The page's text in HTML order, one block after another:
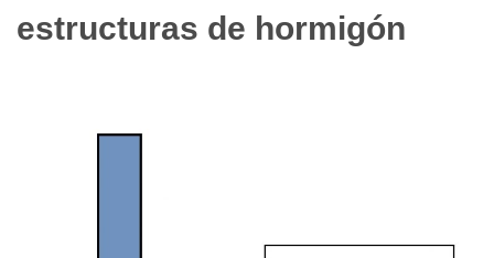
estructuras de hormigón